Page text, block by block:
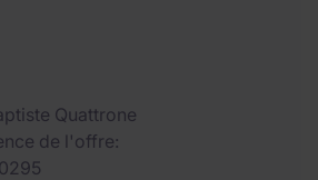
Quattrone
de l'offre